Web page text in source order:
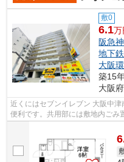
敷0
6.1万
阪急
地下
大阪
築15
大阪府
近くにはセブンイレブン 大阪中
便利です。共用部には敷地内ごみ